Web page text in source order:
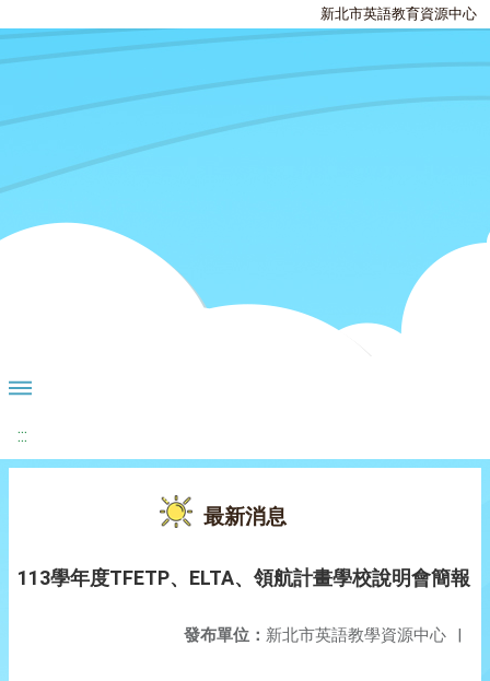
新北市英語教育資源中心
:::
最新消息
113學年度TFETP、ELTA、領航計畫學校說明會簡報
發布單位： 新北市英語教學資源中心 |